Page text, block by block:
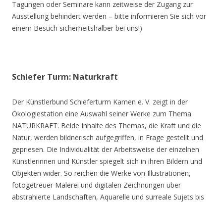
Tagungen oder Seminare kann zeitweise der Zugang zur
Ausstellung behindert werden – bitte informieren Sie sich vor
einem Besuch sicherheitshalber bei uns!)
Schiefer Turm: Naturkraft
Der Künstlerbund Schieferturm Kamen e. V. zeigt in der
Ökologiestation eine Auswahl seiner Werke zum Thema
NATURKRAFT. Beide Inhalte des Themas, die Kraft und die
Natur, werden bildnerisch aufgegriffen, in Frage gestellt und
gepriesen. Die Individualität der Arbeitsweise der einzelnen
Künstlerinnen und Künstler spiegelt sich in ihren Bildern und
Objekten wider. So reichen die Werke von Illustrationen,
fotogetreuer Malerei und digitalen Zeichnungen über
abstrahierte Landschaften, Aquarelle und surreale Sujets bis